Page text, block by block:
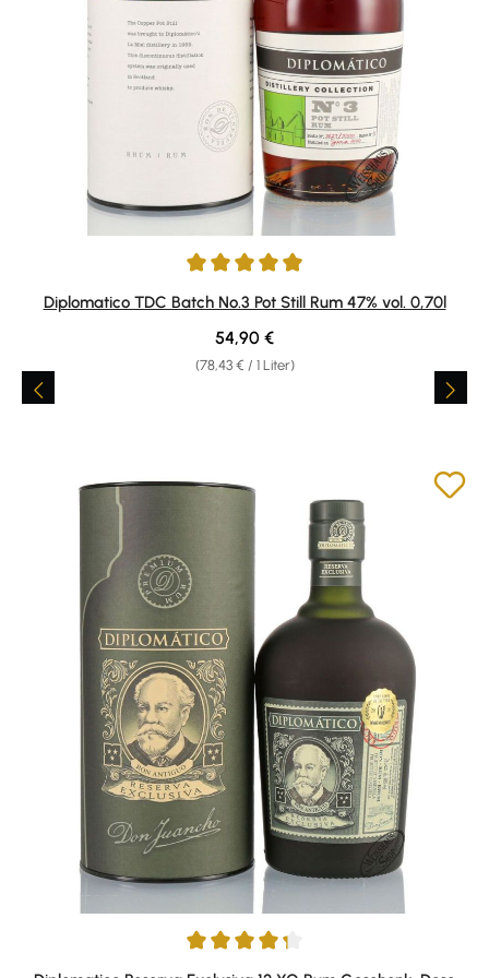
Durchschnittliche Bewertung von 4.88 von 5 Sternen
Diplomatico TDC Batch No.3 Pot Still Rum 47% vol. 0,70l
(78,43 € / 1 Liter)
Regulärer Preis:
54,90 €
Durchschnittliche Bewertung von 4.33 von 5 Sternen